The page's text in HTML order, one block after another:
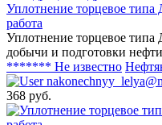
Уплотнение торцевое
работа
Уплотнение торцевое
добычи и подготовки
******* Не известно
368 руб.